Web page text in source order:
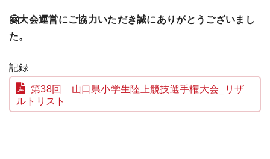
🤗大会運営にご協力いただき誠にありがとうございまし
た。
記録
第38回 山口県小学生陸上競技選手権大会_リザ
ルトリスト